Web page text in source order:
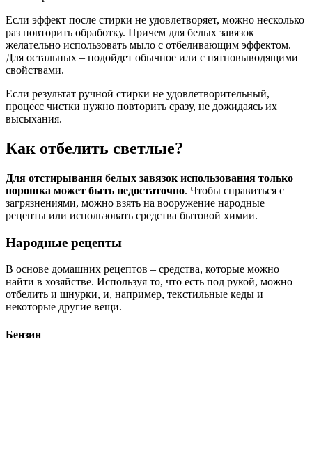
Если эффект после стирки не удовлетворяет, можно несколько
раз повторить обработку. Причем для белых завязок
желательно использовать мыло с отбеливающим эффектом.
Для остальных – подойдет обычное или с пятновыводящими
свойствами.
Если результат ручной стирки не удовлетворительный,
процесс чистки нужно повторить сразу, не дожидаясь их
высыхания.
Как отбелить светлые?
Для отстирывания белых завязок использования только
порошка может быть недостаточно. Чтобы справиться с
загрязнениями, можно взять на вооружение народные
рецепты или использовать средства бытовой химии.
Народные рецепты
В основе домашних рецептов – средства, которые можно
найти в хозяйстве. Используя то, что есть под рукой, можно
отбелить и шнурки, и, например, текстильные кеды и
некоторые другие вещи.
Бензин